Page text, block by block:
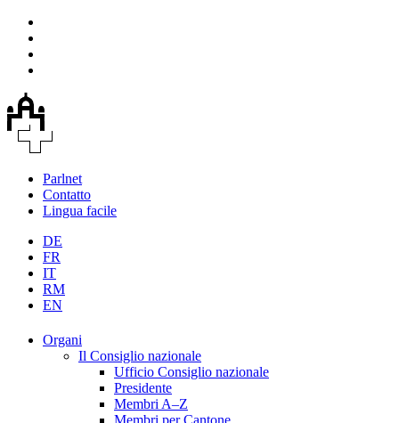
Parlnet
Contatto
Lingua facile
DE
FR
IT
RM
EN
Organi
Il Consiglio nazionale
Ufficio Consiglio nazionale
Presidente
Membri A–Z